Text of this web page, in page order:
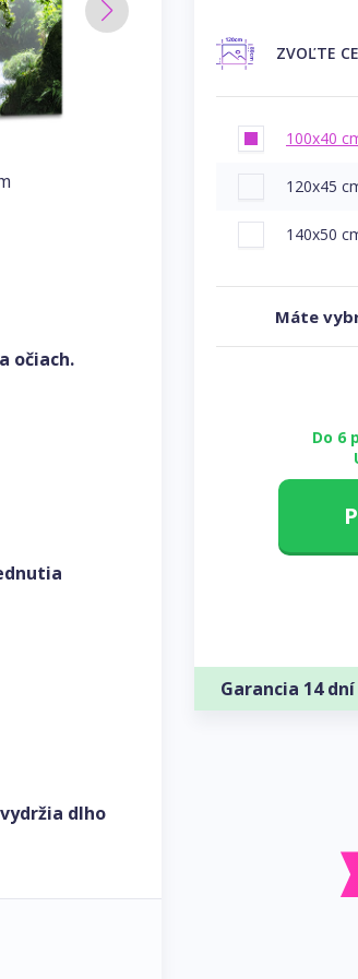
očiach.
dlho
ZVOĽTE
100x40
120x45
140x50
Máte
Do 6
Garancia 14